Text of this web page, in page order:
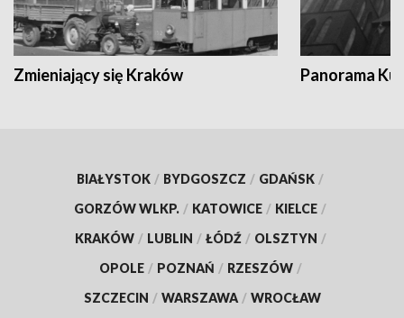
Zmieniający się Kraków Panorama
BIAŁYSTOK / BYDGOSZCZ / GDAŃSK /
GORZÓW WLKP. / KATOWICE / KIELCE /
KRAKÓW / LUBLIN / ŁÓDŹ / OLSZTYN /
OPOLE / POZNAŃ / RZESZÓW /
SZCZECIN / WARSZAWA / WROCŁAW